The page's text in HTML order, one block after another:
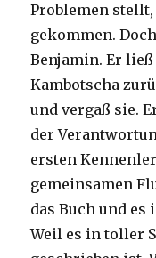
Problemen
gekommen.
Benjamin. Er
Kambotscha
und vergaß sie.
der
ersten
gemeinsamen
das Buch und es
Weil es in toller